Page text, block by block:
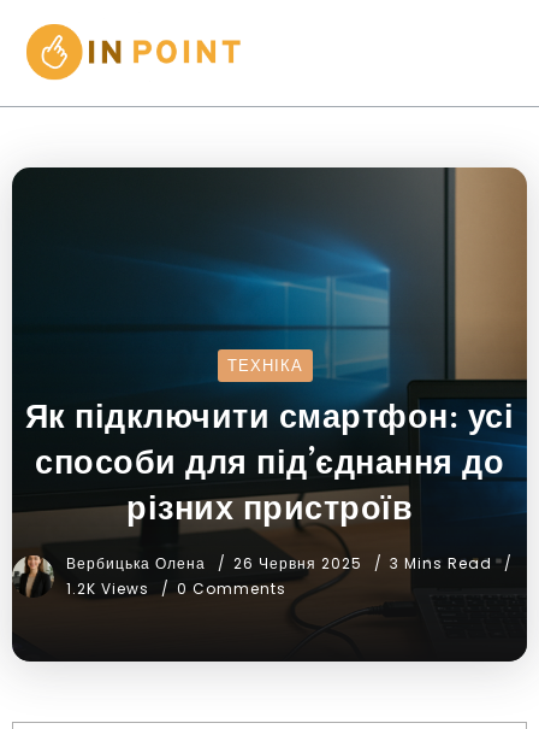
ТЕХНІКА
Як підключити смартфон: усі
способи для під’єднання до
різних пристроїв
Вербицька Олена 26 Червня 2025
3 Mins Read
1.2K Views
0 Comments